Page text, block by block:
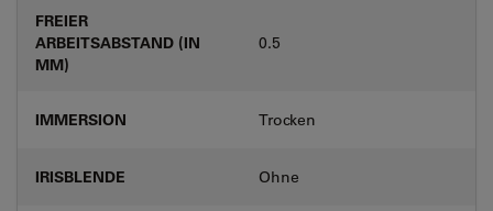
FREIER
ARBEITSABSTAND (IN
MM)
0.5
IMMERSION Trocken
IRISBLENDE Ohne